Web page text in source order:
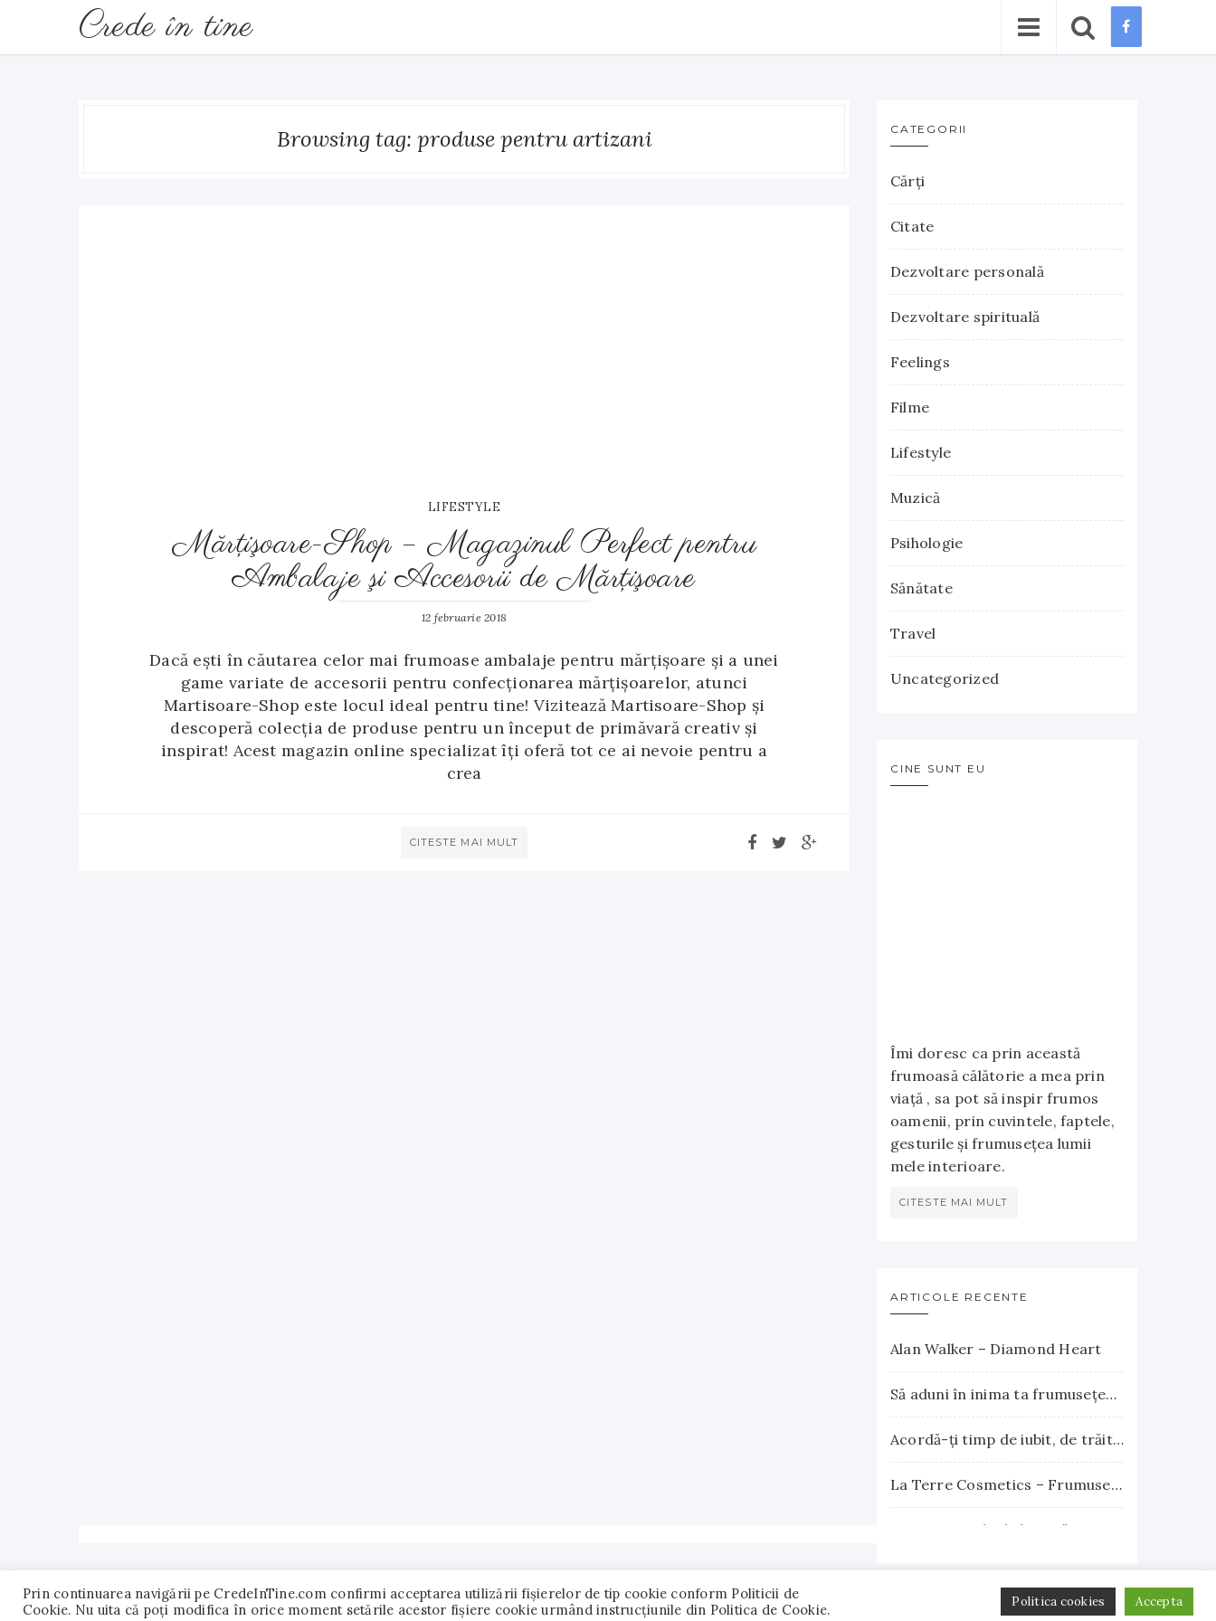
Crede în tine
Browsing tag: produse pentru artizani
LIFESTYLE
Mărţişoare-Shop – Magazinul Perfect pentru
Ambalaje şi Accesorii de Mărţişoare
12 februarie 2018
Dacă ești în căutarea celor mai frumoase ambalaje pentru mărțișoare și a unei
game variate de accesorii pentru confecționarea mărțișoarelor, atunci
Martisoare-Shop este locul ideal pentru tine! Vizitează Martisoare-Shop și
descoperă colecția de produse pentru un început de primăvară creativ și
inspirat! Acest magazin online specializat îți oferă tot ce ai nevoie pentru a
crea
CITESTE MAI MULT
CATEGORII
Cărţi
Citate
Dezvoltare personală
Dezvoltare spirituală
Feelings
Filme
Lifestyle
Muzică
Psihologie
Sănătate
Travel
Uncategorized
CINE SUNT EU
Îmi doresc ca prin această
frumoasă călătorie a mea prin
viață , sa pot să inspir frumos
oamenii, prin cuvintele, faptele,
gesturile și frumusețea lumii
mele interioare.
CITESTE MAI MULT
ARTICOLE RECENTE
Alan Walker – Diamond Heart
Să aduni în inima ta frumuseţea apusului şi explozia nesfârşită a răsăritului
Acordă-ţi timp de iubit, de trăit, de gândit, de iertat
La Terre Cosmetics – Frumuseţea autentică, inspirată din natură
© 2018 - 2022 CredeInTine.com. Toate drepturile rezervate.
Prin continuarea navigării pe CredeInTine.com confirmi acceptarea utilizării fişierelor de tip cookie conform Politicii de
Cookie. Nu uita că poți modifica în orice moment setările acestor fişiere cookie urmând instrucțiunile din Politica de Cookie.
Politica cookies Accepta